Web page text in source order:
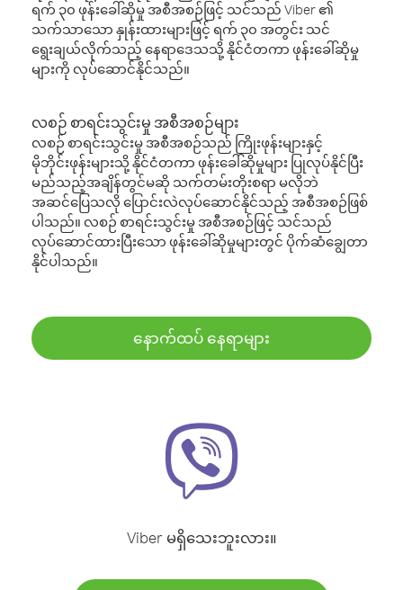
ရက် ၃၀ ဖုန်းခေါ်ဆိုမှု အစီအစဉ်ဖြင့် သင်သည် Viber ၏
သက်သာသော နှုန်းထားများဖြင့် ရက် ၃၀ အတွင်း သင်
ရွေးချယ်လိုက်သည့် နေရာဒေသသို့ နိုင်ငံတကာ ဖုန်းခေါ်ဆိုမှု
များကို လုပ်ဆောင်နိုင်သည်။
လစဉ် စာရင်းသွင်းမှု အစီအစဉ်များ
လစဉ် စာရင်းသွင်းမှု အစီအစဉ်သည် ကြိုးဖုန်းများနှင့်
မိုဘိုင်းဖုန်းများသို့ နိုင်ငံတကာ ဖုန်းခေါ်ဆိုမှုများ ပြုလုပ်နိုင်ပြီး
မည်သည့်အချိန်တွင်မဆို သက်တမ်းတိုးစရာ မလိုဘဲ
အဆင်ပြေသလို ပြောင်းလဲလုပ်ဆောင်နိုင်သည့် အစီအစဉ်ဖြစ်
ပါသည်။ လစဉ် စာရင်းသွင်းမှု အစီအစဉ်ဖြင့် သင်သည်
လုပ်ဆောင်ထားပြီးသော ဖုန်းခေါ်ဆိုမှုများတွင် ပိုက်ဆံချွေတာ
နိုင်ပါသည်။
နောက်ထပ် နေရာများ
Viber မရှိသေးဘူးလား။